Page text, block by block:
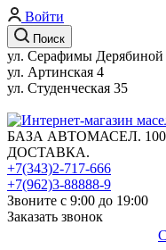
Войти
Поиск
ул. Серафимы
ул. Артинская 4
ул. Студенческая 35
БАЗА АВТОМАСЕЛ.
ДОСТАВКА.
+7(343)2-717-666
+7(962)3-88888-9
Звоните с 9:00 до 19:00
Заказать звонок